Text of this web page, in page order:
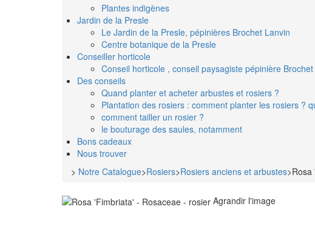
Plantes indigènes
Jardin de la Presle
Le Jardin de la Presle, pépinières Brochet Lanvin
Centre botanique de la Presle
Conseiller horticole
Conseil horticole , conseil paysagiste pépinière
Des conseils
Quand planter et acheter arbustes et rosiers ?
Plantation des rosiers : comment planter les rosiers ?
comment tailler un rosier ?
le bouturage des saules, notamment
Bons cadeaux
Nous trouver
> Notre Catalogue>Rosiers>Rosiers anciens et arbustes>
Agrandir l'image